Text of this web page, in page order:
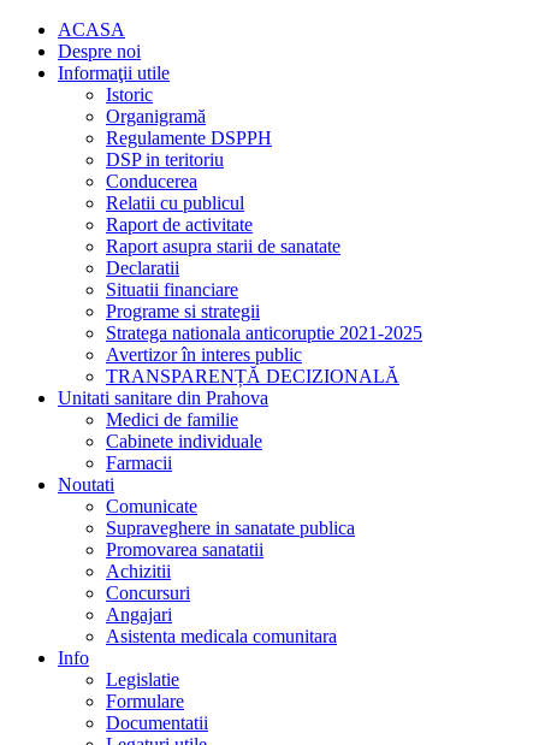
ACASA
Despre noi
Informaţii utile
Istoric
Organigramă
Regulamente DSPPH
DSP in teritoriu
Conducerea
Relatii cu publicul
Raport de activitate
Raport asupra starii de sanatate
Declaratii
Situatii financiare
Programe si strategii
Stratega nationala anticoruptie 2021-2025
Avertizor în interes public
TRANSPARENȚĂ DECIZIONALĂ
Unitati sanitare din Prahova
Medici de familie
Cabinete individuale
Farmacii
Noutati
Comunicate
Supraveghere in sanatate publica
Promovarea sanatatii
Achizitii
Concursuri
Angajari
Asistenta medicala comunitara
Info
Legislatie
Formulare
Documentatii